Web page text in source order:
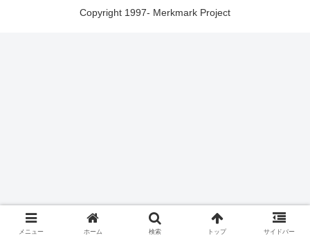
Copyright 1997- Merkmark Project
メニュー ホーム 検索 トップ サイドバー